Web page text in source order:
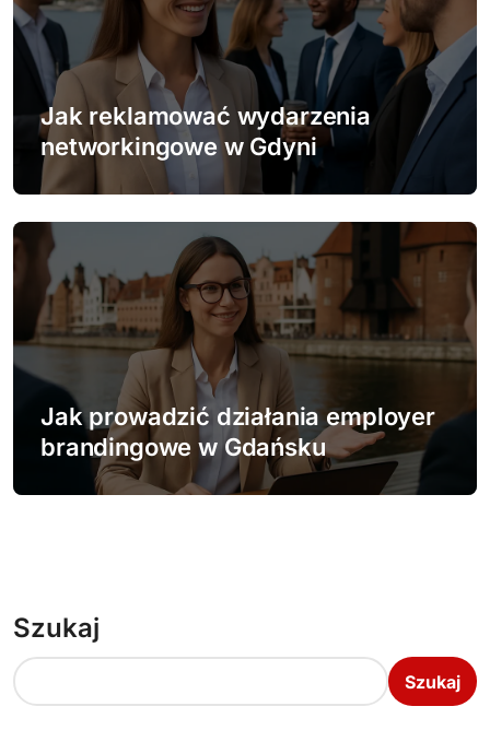
Jak reklamować wydarzenia
networkingowe w Gdyni
Jak prowadzić działania employer
brandingowe w Gdańsku
Szukaj
Szukaj